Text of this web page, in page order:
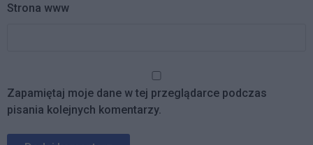
Strona www
Zapamiętaj moje dane w tej przeglądarce podczas
pisania kolejnych komentarzy.